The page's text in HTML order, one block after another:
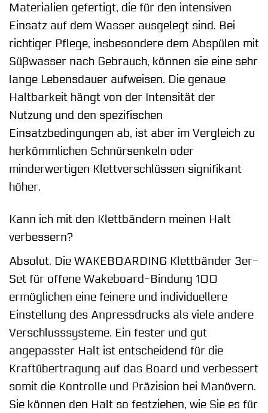
Materialien gefertigt, die für den intensiven
Einsatz auf dem Wasser ausgelegt sind. Bei
richtiger Pflege, insbesondere dem Abspülen mit
Süßwasser nach Gebrauch, können sie eine sehr
lange Lebensdauer aufweisen. Die genaue
Haltbarkeit hängt von der Intensität der
Nutzung und den spezifischen
Einsatzbedingungen ab, ist aber im Vergleich zu
herkömmlichen Schnürsenkeln oder
minderwertigen Klettverschlüssen signifikant
höher.
Kann ich mit den Klettbändern meinen Halt
verbessern?
Absolut. Die WAKEBOARDING Klettbänder 3er-
Set für offene Wakeboard-Bindung 100
ermöglichen eine feinere und individuellere
Einstellung des Anpressdrucks als viele andere
Verschlusssysteme. Ein fester und gut
angepasster Halt ist entscheidend für die
Kraftübertragung auf das Board und verbessert
somit die Kontrolle und Präzision bei Manövern.
Sie können den Halt so festziehen, wie Sie es für